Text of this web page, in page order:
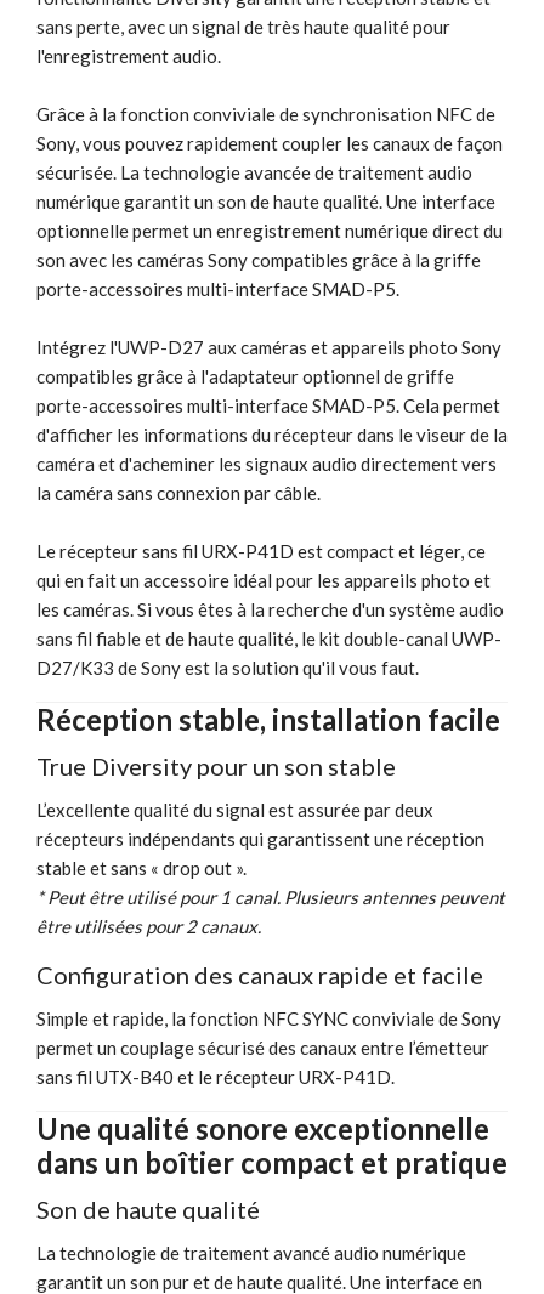
sans perte, avec un signal de très haute qualité pour
l'enregistrement audio.
Grâce à la fonction conviviale de synchronisation NFC de
Sony, vous pouvez rapidement coupler les canaux de façon
sécurisée. La technologie avancée de traitement audio
numérique garantit un son de haute qualité. Une interface
optionnelle permet un enregistrement numérique direct du
son avec les caméras Sony compatibles grâce à la griffe
porte-accessoires multi-interface SMAD-P5.
Intégrez l'UWP-D27 aux caméras et appareils photo Sony
compatibles grâce à l'adaptateur optionnel de griffe
porte-accessoires multi-interface SMAD-P5. Cela permet
d'afficher les informations du récepteur dans le viseur de la
caméra et d'acheminer les signaux audio directement vers
la caméra sans connexion par câble.
Le récepteur sans fil URX-P41D est compact et léger, ce
qui en fait un accessoire idéal pour les appareils photo et
les caméras. Si vous êtes à la recherche d'un système audio
sans fil fiable et de haute qualité, le kit double-canal UWP-
D27/K33 de Sony est la solution qu'il vous faut.
Réception stable, installation facile
True Diversity pour un son stable
L’excellente qualité du signal est assurée par deux
récepteurs indépendants qui garantissent une réception
stable et sans « drop out ».
* Peut être utilisé pour 1 canal. Plusieurs antennes peuvent
être utilisées pour 2 canaux.
Configuration des canaux rapide et facile
Simple et rapide, la fonction NFC SYNC conviviale de Sony
permet un couplage sécurisé des canaux entre l’émetteur
sans fil UTX-B40 et le récepteur URX-P41D.
Une qualité sonore exceptionnelle
dans un boîtier compact et pratique
Son de haute qualité
La technologie de traitement avancé audio numérique
garantit un son pur et de haute qualité. Une interface en